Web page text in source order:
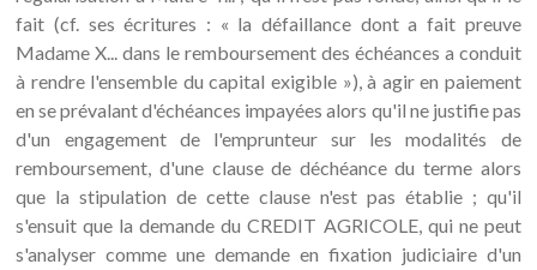
fait (cf. ses écritures : « la défaillance dont a fait preuve
Madame X... dans le remboursement des échéances a conduit
à rendre l'ensemble du capital exigible »), à agir en paiement
en se prévalant d'échéances impayées alors qu'il ne justifie pas
d'un engagement de l'emprunteur sur les modalités de
remboursement, d'une clause de déchéance du terme alors
que la stipulation de cette clause n'est pas établie ; qu'il
s'ensuit que la demande du CREDIT AGRICOLE, qui ne peut
s'analyser comme une demande en fixation judiciaire d'un